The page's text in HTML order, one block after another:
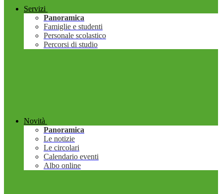
Servizi
Panoramica
Famiglie e studenti
Personale scolastico
Percorsi di studio
Novità
Panoramica
Le notizie
Le circolari
Calendario eventi
Albo online